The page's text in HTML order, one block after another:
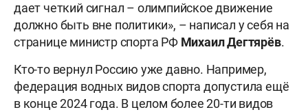
дает четкий сигнал – олимпийское движение
должно быть вне политики», – написал у себя на
странице министр спорта РФ Михаил Дегтярёв.
Кто-то вернул Россию уже давно. Например,
федерация водных видов спорта допустила ещё
в конце 2024 года. В целом более 20-ти видов